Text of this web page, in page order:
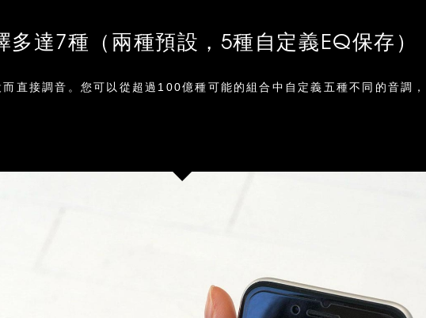
達7種（兩種預設，5種自定義EQ保存）
直接調音。您可以從超過100億種可能的組合中自定義五種不同的音調